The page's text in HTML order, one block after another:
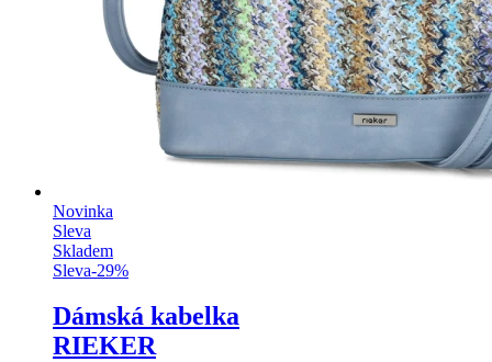
Novinka
Sleva
Skladem
Sleva-29%
Dámská kabelka
RIEKER